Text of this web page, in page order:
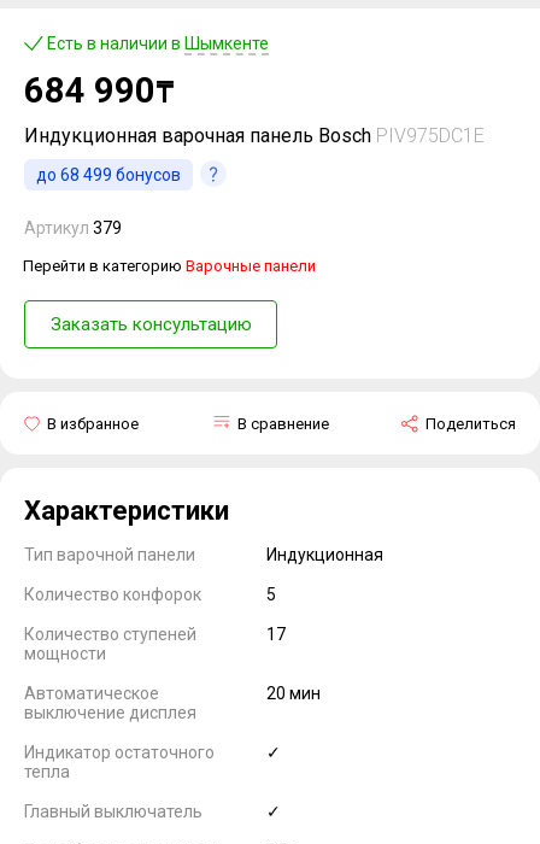
Индукционная варочная панель Bosch PIV975DC1E
Артикул 379
Перейти в категорию Варочные панели
Заказать консультацию
Поделиться
В сравнение
В избранное
Есть в наличии в Шымкенте
до 68 499 бонусов
684 990₸
Характеристики
Тип варочной панели Индукционная
Количество конфорок 5
Количество ступеней
мощности
17
Автоматическое
выключение дисплея
20 мин
Индикатор остаточного
тепла
✓
Главный выключатель ✓